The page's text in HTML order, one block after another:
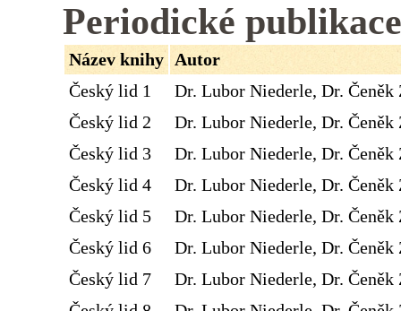
Periodické publikace
Název knihy Autor
Český lid 1
Dr. Lubor Niederle, Dr. Čeněk
Český lid 2
Dr. Lubor Niederle, Dr. Čeněk
Český lid 3
Dr. Lubor Niederle, Dr. Čeněk
Český lid 4
Dr. Lubor Niederle, Dr. Čeněk
Český lid 5
Dr. Lubor Niederle, Dr. Čeněk
Český lid 6
Dr. Lubor Niederle, Dr. Čeněk
Český lid 7
Dr. Lubor Niederle, Dr. Čeněk